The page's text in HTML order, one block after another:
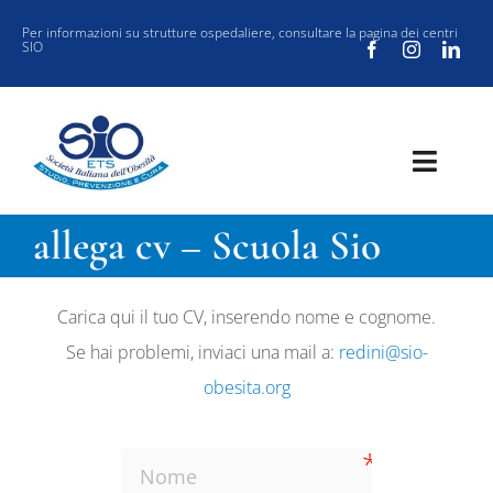
contenuto
Per informazioni su strutture ospedaliere, consultare la pagina dei centri
SIO
SOCIETÀ
VUOI ISCRIVERTI ALLA SIO?
allega cv – Scuola Sio
Carica qui il tuo CV, inserendo nome e cognome.
Se hai problemi, inviaci una mail a: redini@sio-
obesita.org